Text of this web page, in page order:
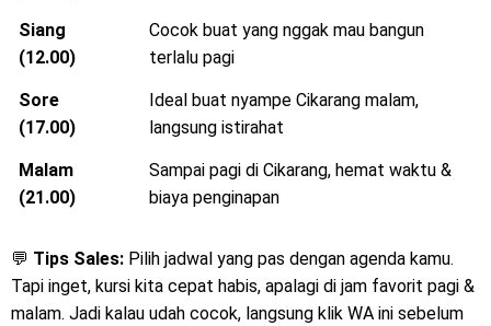
Siang
(12.00)
Cocok buat yang nggak mau bangun
terlalu pagi
Sore
(17.00)
Ideal buat nyampe Cikarang malam,
langsung istirahat
Malam
(21.00)
Sampai pagi di Cikarang, hemat waktu &
biaya penginapan
💬 Tips Sales: Pilih jadwal yang pas dengan agenda kamu.
Tapi inget, kursi kita cepat habis, apalagi di jam favorit pagi &
malam. Jadi kalau udah cocok, langsung klik WA ini sebelum